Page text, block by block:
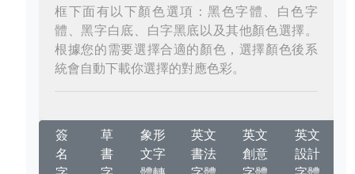
框下面有以下顏色選項：黑色字體、白色字
體、黑字白底、白字黑底以及其他顏色選擇。
根據您的需要選擇合適的顏色，選擇顏色後系
統會自動下載你選擇的對應色彩。
簽
名
草
書
象形
文字
英文
書法
英文
創意
英文
設計